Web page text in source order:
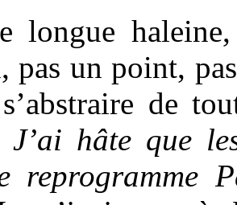
longue
pas un point,
s’abstraire de
J’ai hâte que
reprogramme